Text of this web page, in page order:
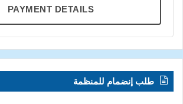
PAYMENT DETAILS
طلب إنضمام للمنظمة